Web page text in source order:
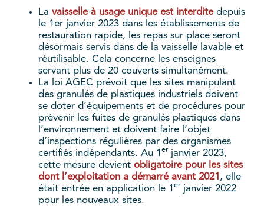
La vaisselle à usage unique est interditedepuis
le 1er janvier 2023 dans les établissements de
restauration rapide, les repas sur place seront
désormais servis dans de la vaisselle lavable et
réutilisable. Cela concerne les enseignes
servant plus de 20 couverts simultanément.
La loi AGEC prévoit que les sites manipulant
des granulés de plastiques industriels doivent
se doter d’équipements et de procédures pour
prévenir les fuites de granulés plastiques dans
l’environnement et doivent faire l’objet
d’inspections régulières par des organismes
certifiés indépendants. Au 1 er janvier 2023,
cette mesure devient obligatoire pour les sites
dont l’exploitation a démarré avant 2021 , elle
était entrée en application le 1 er janvier 2022
pour les nouveaux sites.